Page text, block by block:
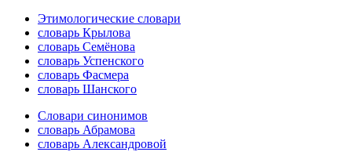
Этимологические словари
словарь Крылова
словарь Семёнова
словарь Успенского
словарь Фасмера
словарь Шанского
Словари синонимов
словарь Абрамова
словарь Александровой